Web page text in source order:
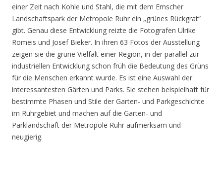
einer Zeit nach Kohle und Stahl, die mit dem Emscher
Landschaftspark der Metropole Ruhr ein „grünes Rückgrat“
gibt. Genau diese Entwicklung reizte die Fotografen Ulrike
Romeis und Josef Bieker. In ihren 63 Fotos der Ausstellung
zeigen sie die grüne Vielfalt einer Region, in der parallel zur
industriellen Entwicklung schon früh die Bedeutung des Grüns
für die Menschen erkannt wurde. Es ist eine Auswahl der
interessantesten Gärten und Parks. Sie stehen beispielhaft für
bestimmte Phasen und Stile der Garten- und Parkgeschichte
im Ruhrgebiet und machen auf die Garten- und
Parklandschaft der Metropole Ruhr aufmerksam und
neugierig.